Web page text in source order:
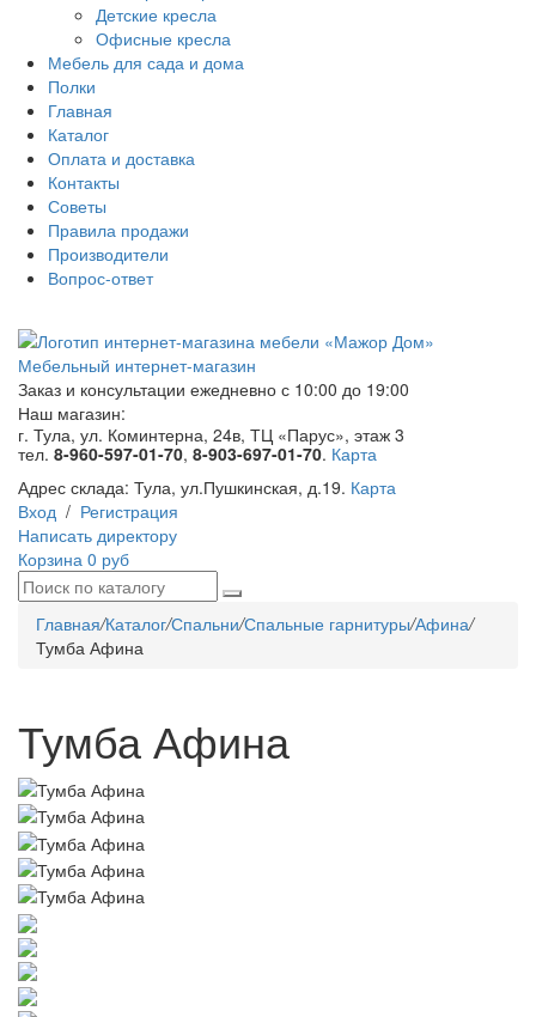
Детские кресла
Офисные кресла
Мебель для сада и дома
Полки
Главная
Каталог
Оплата и доставка
Контакты
Советы
Правила продажи
Производители
Вопрос-ответ
Мебельный интернет-магазин
Заказ и консультации ежедневно с 10:00 до 19:00
Наш магазин:
г. Тула, ул. Коминтерна, 24в, ТЦ «Парус», этаж 3
тел. 8-960-597-01-70, 8-903-697-01-70. Карта
Адрес склада: Тула, ул.Пушкинская, д.19. Карта
Вход / Регистрация
Написать директору
Корзина 0 руб
Главная/Каталог/Спальни/Спальные гарнитуры/Афина/
Тумба Афина
Тумба Афина